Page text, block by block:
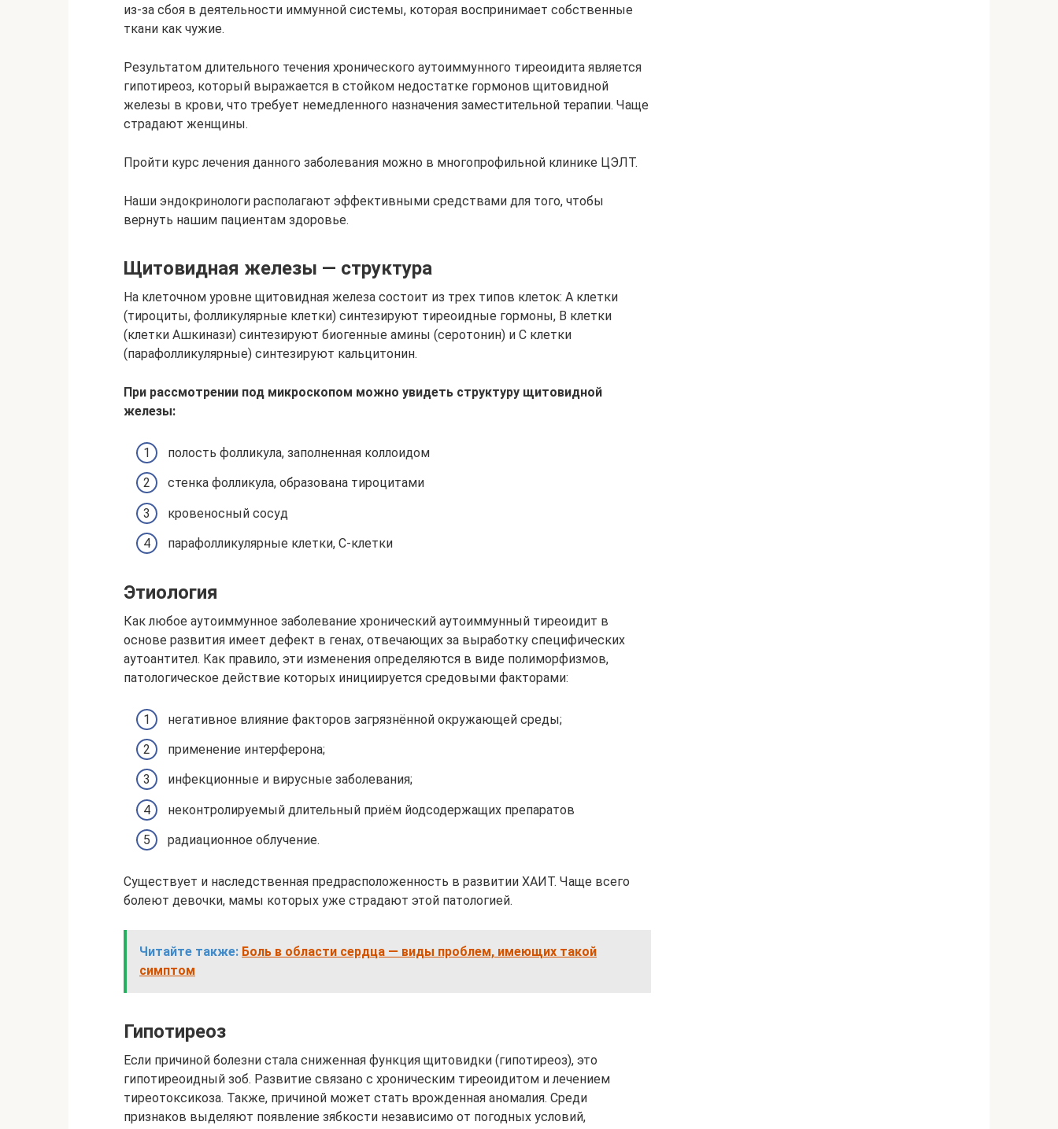
из-за сбоя в деятельности иммунной системы, которая воспринимает собственные
ткани как чужие.
Результатом длительного течения хронического аутоиммунного тиреоидита является
гипотиреоз, который выражается в стойком недостатке гормонов щитовидной
железы в крови, что требует немедленного назначения заместительной терапии. Чаще
страдают женщины.
Пройти курс лечения данного заболевания можно в многопрофильной клинике ЦЭЛТ.
Наши эндокринологи располагают эффективными средствами для того, чтобы
вернуть нашим пациентам здоровье.
Щитовидная железы — структура
На клеточном уровне щитовидная железа состоит из трех типов клеток: А клетки
(тироциты, фолликулярные клетки) синтезируют тиреоидные гормоны, В клетки
(клетки Ашкинази) синтезируют биогенные амины (серотонин) и С клетки
(парафолликулярные) синтезируют кальцитонин.
При рассмотрении под микроскопом можно увидеть структуру щитовидной
железы:
полость фолликула, заполненная коллоидом
стенка фолликула, образована тироцитами
кровеносный сосуд
парафолликулярные клетки, С-клетки
Этиология
Как любое аутоиммунное заболевание хронический аутоиммунный тиреоидит в
основе развития имеет дефект в генах, отвечающих за выработку специфических
аутоантител. Как правило, эти изменения определяются в виде полиморфизмов,
патологическое действие которых инициируется средовыми факторами:
негативное влияние факторов загрязнённой окружающей среды;
применение интерферона;
инфекционные и вирусные заболевания;
неконтролируемый длительный приём йодсодержащих препаратов
радиационное облучение.
Существует и наследственная предрасположенность в развитии ХАИТ. Чаще всего
болеют девочки, мамы которых уже страдают этой патологией.
Читайте также: Боль в области сердца — виды проблем, имеющих такой
симптом
Гипотиреоз
Если причиной болезни стала сниженная функция щитовидки (гипотиреоз), это
гипотиреоидный зоб. Развитие связано с хроническим тиреоидитом и лечением
тиреотоксикоза. Также, причиной может стать врожденная аномалия. Среди
признаков выделяют появление зябкости независимо от погодных условий,